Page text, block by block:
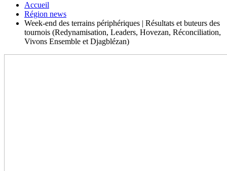
Accueil
Région news
Week-end des terrains périphériques | Résultats et buteurs des
tournois (Redynamisation, Leaders, Hovezan, Réconciliation,
Vivons Ensemble et Djagblézan)